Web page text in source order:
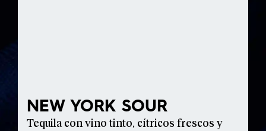
NEW YORK SOUR
Tequila con vino tinto, cítricos frescos y